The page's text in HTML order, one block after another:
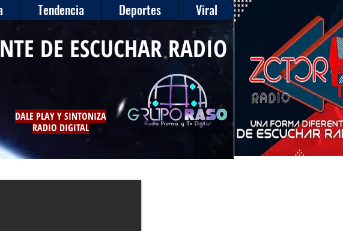
Tendencia Deportes Viral
DALE PLAY Y SINTONIZA
RADIO DIGITAL
DE ESCUCHAR RADIO